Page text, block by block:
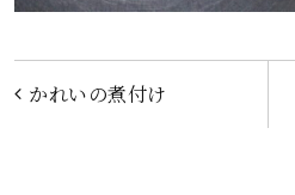
投かれいの煮付け